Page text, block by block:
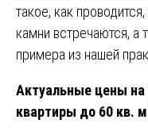
такое, как
камни встречаются, а
примера из нашей
Актуальные цены на
квартиры до 60 кв.